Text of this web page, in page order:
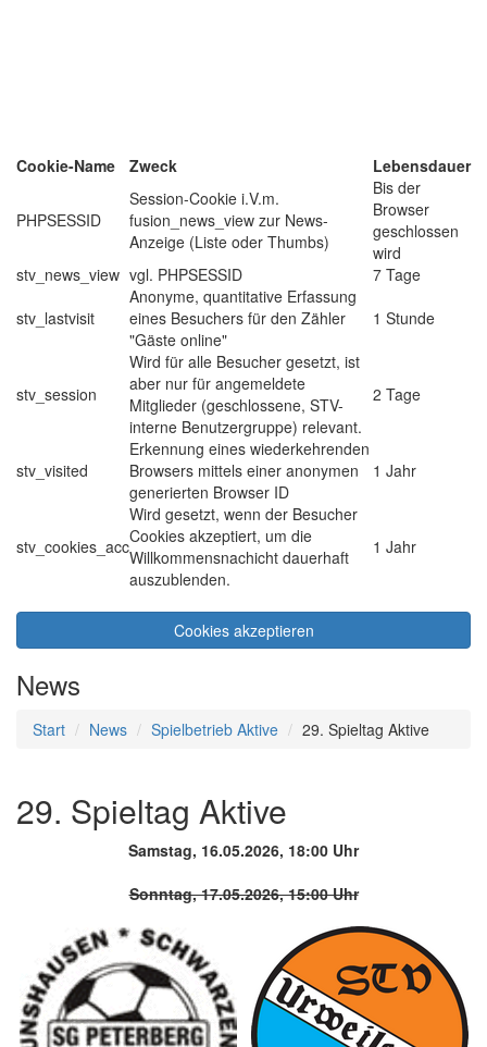
Cookie-Name Zweck Lebensdauer
PHPSESSID
Session-Cookie i.V.m.
fusion_news_view zur News-
Anzeige (Liste oder Thumbs)
Bis der
Browser
geschlossen
wird
stv_news_view vgl. PHPSESSID
7 Tage
stv_lastvisit
Anonyme, quantitative Erfassung
eines Besuchers für den Zähler
"Gäste online"
1 Stunde
stv_session
Wird für alle Besucher gesetzt, ist
aber nur für angemeldete
Mitglieder (geschlossene, STV-
interne Benutzergruppe) relevant.
2 Tage
stv_visited
Erkennung eines wiederkehrenden
Browsers mittels einer anonymen
generierten Browser ID
1 Jahr
stv_cookies_acc
Wird gesetzt, wenn der Besucher
Cookies akzeptiert, um die
Willkommensnachicht dauerhaft
auszublenden.
1 Jahr
Cookies akzeptieren
News
Start News Spielbetrieb Aktive 29. Spieltag Aktive
29. Spieltag Aktive
Samstag, 16.05.2026, 18:00 Uhr
Sonntag, 17.05.2026, 15:00 Uhr